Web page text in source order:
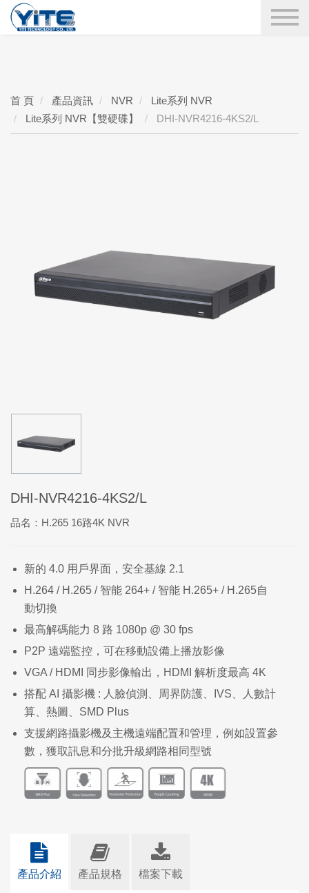
YITE Technology
首 頁 產品資訊 NVR
Lite系列 NVR
Lite系列 NVR【雙硬碟】
DHI-NVR4216-4KS2/L
DHI-NVR4216-4KS2/L
品名：H.265 16路4K NVR
新的 4.0 用戶界面，安全基線 2.1
H.264 / H.265 / 智能 264+ / 智能 H.265+ / H.265自
動切換
最高解碼能力 8 路 1080p @ 30 fps
P2P 遠端監控，可在移動設備上播放影像
VGA / HDMI 同步影像輸出，HDMI 解析度最高 4K
搭配 AI 攝影機 : 人臉偵測、周界防護、IVS、人數計
算、熱圖、SMD Plus
支援網路攝影機及主機遠端配置和管理，例如設置參
數，獲取訊息和分批升級網路相同型號
產品介紹 產品規格 檔案下載